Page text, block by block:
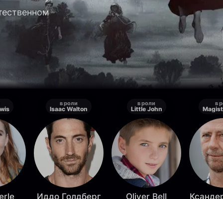
в роли
Isaac Walton
Иддо Голдберг
в роли
Little John
Oliver Bell
в